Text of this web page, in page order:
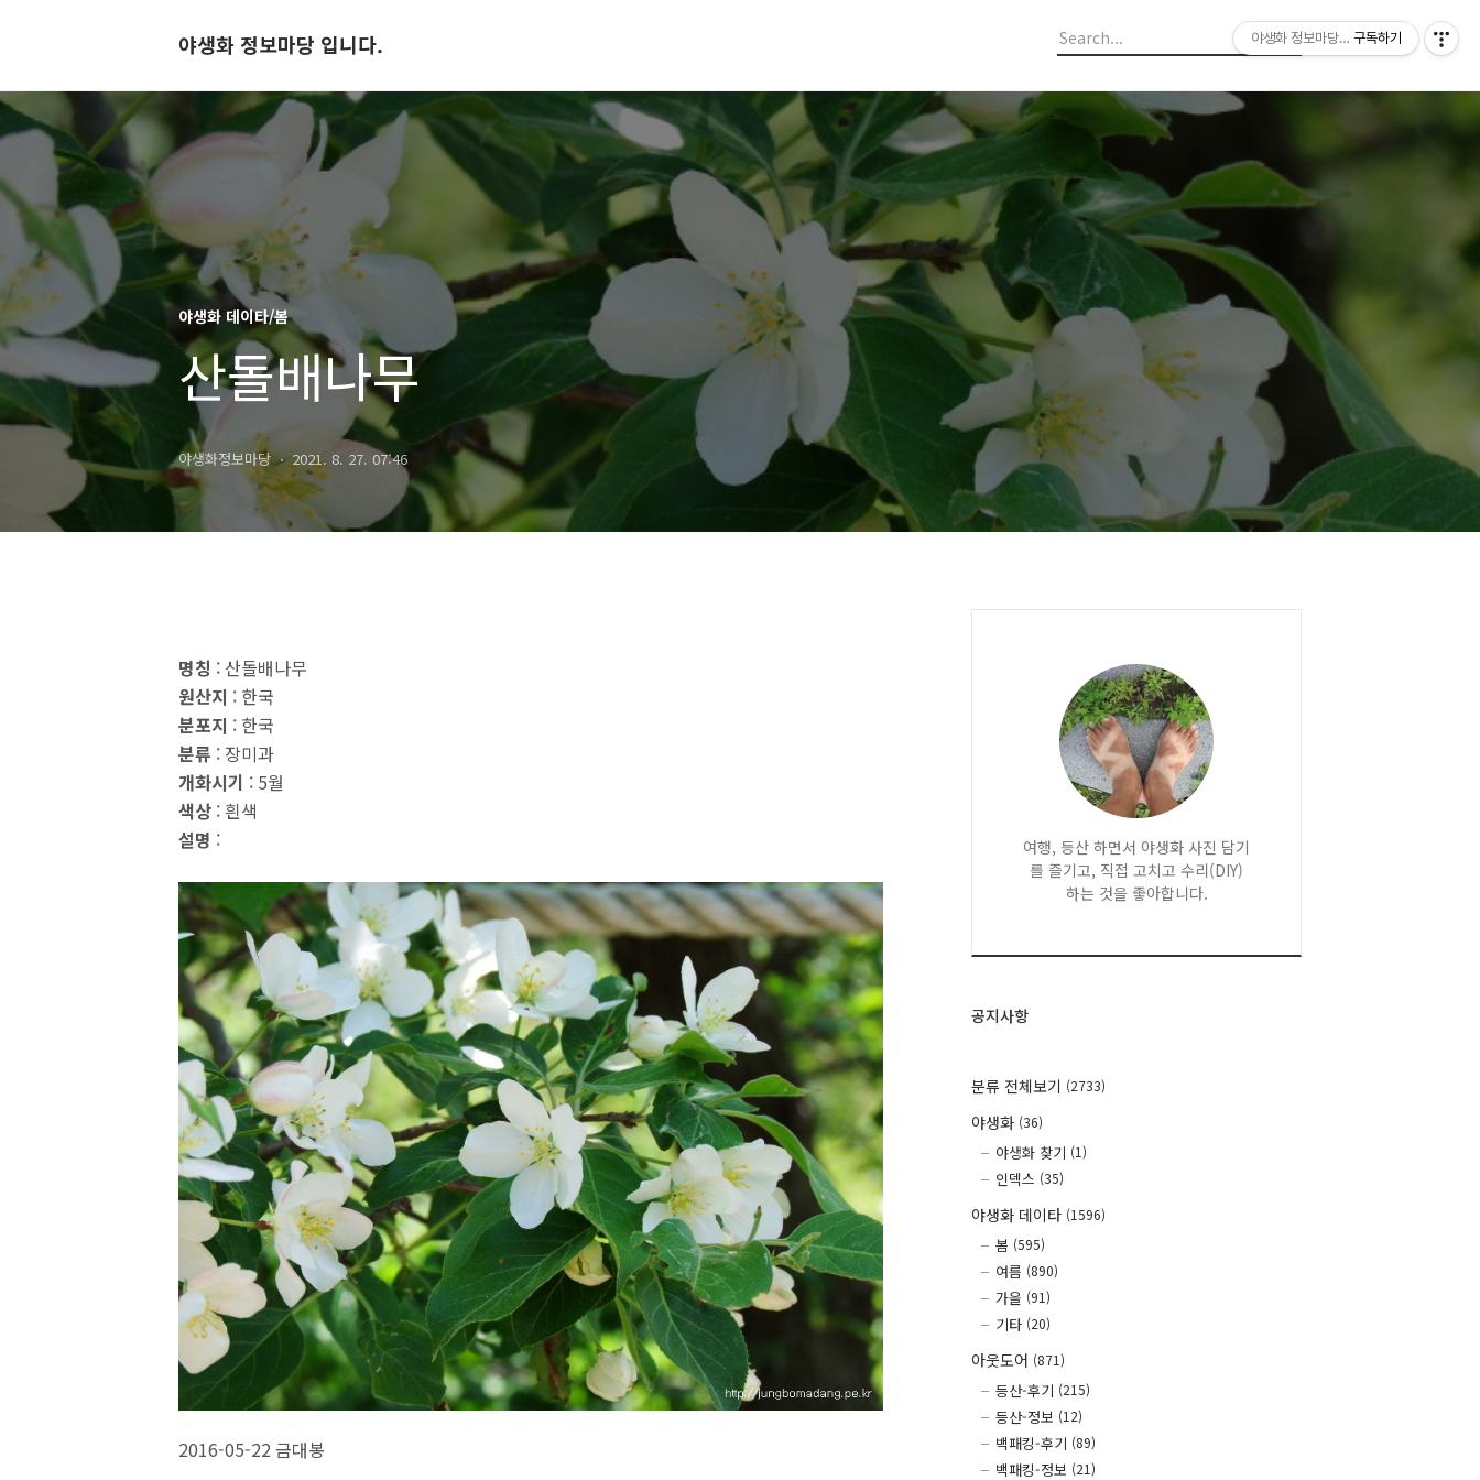
야생화 정보마당 입니다.
야생화 데이타/봄
산돌배나무
야생화정보마당 2021. 8. 27. 07:46
명칭 : 산돌배나무
원산지 : 한국
분포지 : 한국
분류 : 장미과
개화시기 : 5월
색상 : 흰색
설명 :
2016-05-22 금대봉
여행, 등산 하면서 야생화 사진 담기
를 즐기고, 직접 고치고 수리(DIY)
하는 것을 좋아합니다.
공지사항
분류 전체보기 (2733)
야생화 (36)
야생화 찾기 (1)
인덱스 (35)
야생화 데이타 (1596)
봄 (595)
여름 (890)
가을 (91)
기타 (20)
아웃도어 (871)
등산-후기 (215)
등산-정보 (12)
백패킹-후기 (89)
백패킹-정보 (21)
야생화 정보마당 입니다.
구독하기